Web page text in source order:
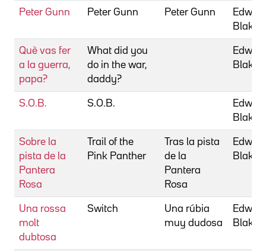
Peter Gunn Peter Gunn Peter Gunn
Blake
Què vas fer
a la guerra,
papa?
What did you
do in the war,
daddy?
Blake
S.O.B. S.O.B.
Blake
Sobre la
pista de la
Pantera
Rosa
Trail of the
Pink Panther
Tras la pista
de la
Pantera
Rosa
Blake
Una rossa
molt
dubtosa
Switch
Una rúbia
muy dudosa
Blake